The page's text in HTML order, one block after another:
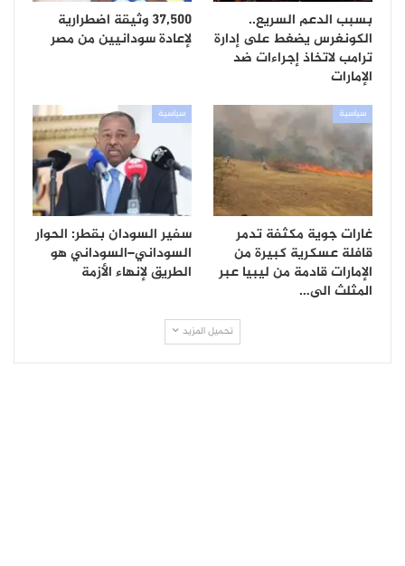
بسبب الدعم السريع..
الكونغرس يضغط على إدارة
ترامب لاتخاذ إجراءات ضد
الإمارات
37,500 وثيقة اضطرارية
لإعادة سودانيين من مصر
سياسية
غارات جوية مكثفة تدمر
قافلة عسكرية كبيرة من
الإمارات قادمة من ليبيا عبر
المثلث الى…
سياسية
سفير السودان بقطر: الحوار
السوداني–السوداني هو
الطريق لإنهاء الأزمة
تحميل المزيد